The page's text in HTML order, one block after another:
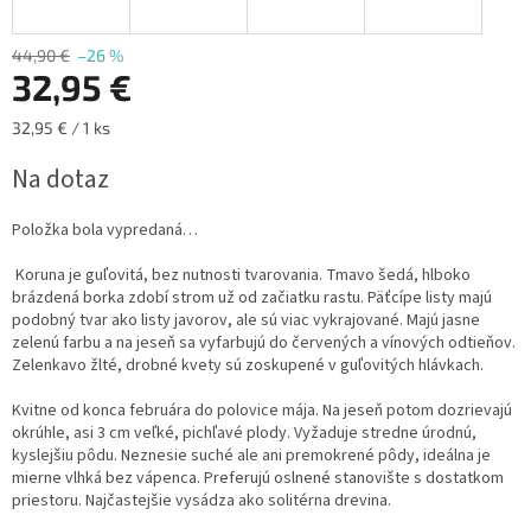
44,90 € –26 %
32,95 €
Jednotková
32,95 € / 1 ks
Na dotaz
Položka bola vypredaná…
Koruna je guľovitá, bez nutnosti tvarovania. Tmavo šedá, hlboko
brázdená borka zdobí strom už od začiatku rastu. Päťcípe listy majú
podobný tvar ako listy javorov, ale sú viac vykrajované. Majú jasne
zelenú farbu a na jeseň sa vyfarbujú do červených a vínových odtieňov.
Zelenkavo žlté, drobné kvety sú zoskupené v guľovitých hlávkach.
Kvitne od konca februára do polovice mája. Na jeseň potom dozrievajú
okrúhle, asi 3 cm veľké, pichľavé plody. Vyžaduje stredne úrodnú,
kyslejšiu pôdu. Neznesie suché ale ani premokrené pôdy, ideálna je
mierne vlhká bez vápenca. Preferujú oslnené stanovište s dostatkom
priestoru. Najčastejšie vysádza ako solitérna drevina.